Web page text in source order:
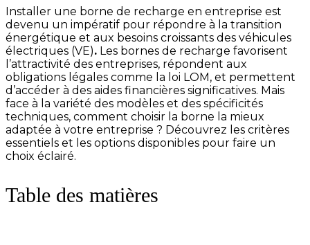
Installer une borne de recharge en entreprise est
devenu un impératif pour répondre à la transition
énergétique et aux besoins croissants des véhicules
électriques (VE). Les bornes de recharge favorisent
l’attractivité des entreprises, répondent aux
obligations légales comme la loi LOM, et permettent
d’accéder à des aides financières significatives. Mais
face à la variété des modèles et des spécificités
techniques, comment choisir la borne la mieux
adaptée à votre entreprise ? Découvrez les critères
essentiels et les options disponibles pour faire un
choix éclairé.
Table des matières